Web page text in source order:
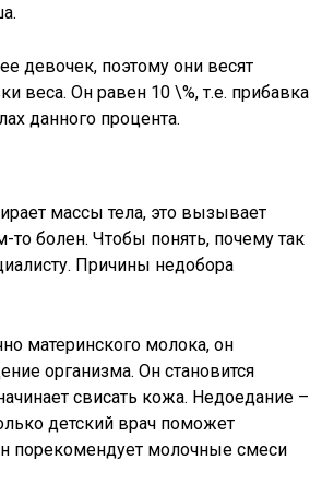
девочек, поэтому они весят
веса. Он равен 10 \%, т.е. прибавка
данного процента.
массы тела, это вызывает
то болен. Чтобы понять, почему так
Причины недобора
материнского молока, он
организма. Он становится
свисать кожа. Недоедание –
детский врач поможет
порекомендует молочные смеси